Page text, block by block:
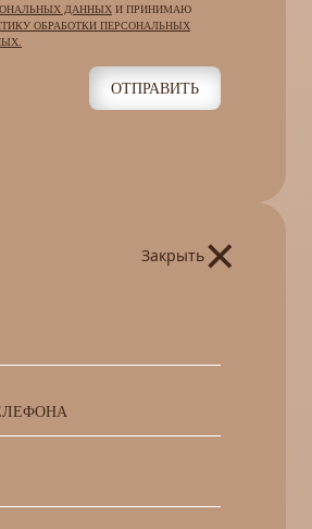
ДАННЫХ И ПРИНИМАЮ
ОБРАБОТКИ ПЕРСОНАЛЬНЫХ
ОТПРАВИТЬ
Закрыть×